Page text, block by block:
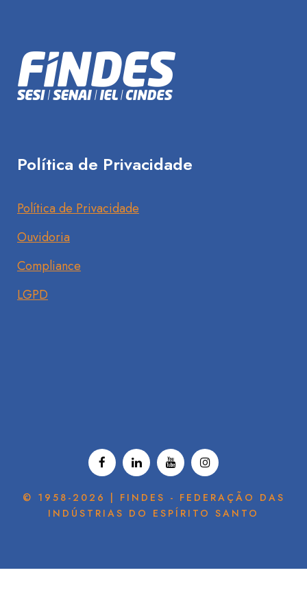
Política de Privacidade
Política de Privacidade
Ouvidoria
Compliance
LGPD
© 1958-2026 | FINDES - FEDERAÇÃO DAS
INDÚSTRIAS DO ESPÍRITO SANTO